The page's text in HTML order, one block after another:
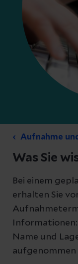
Aufnahme
Was Sie
Bei einem
erhalten Sie
Name und
aufgenommen